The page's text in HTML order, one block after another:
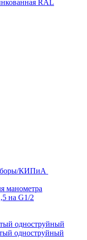
RAL
КИПиА
манометра
на G1/2
одноструйный
одноструйный